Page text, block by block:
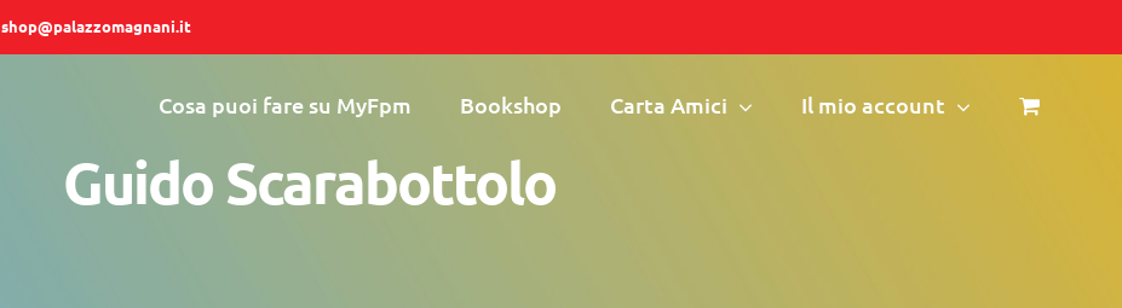
shop@palazzomagnani.it
Cosa puoi fare su MyFpm Bookshop Carta Amici Il mio account
Guido Scarabottolo